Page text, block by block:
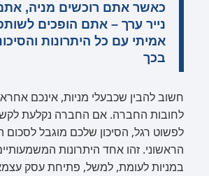
כאשר אתם רוכשים מניה,
נייר ערך – אתם הופכים
אמיתי עם כל היתרונות
בכך
חשוב להבין שכבעלי מניות, אינכם
לחובות החברה. אם החברה נקלעת
לפשוט רגל, הסיכון שלכם מוגבל
הראשוני. זהו אחד היתרונות
במניות לעומת, למשל, פתיחת עסק